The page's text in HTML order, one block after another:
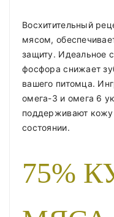
Восхитительный
мясом,
защиту. Идеальное
фосфора снижает
вашего питомца.
омега-3 и омега 6
поддерживают
состоянии.
75%